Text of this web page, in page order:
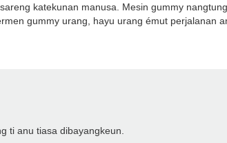
katekunan manusa. Mesin gummy
gummy urang, hayu urang émut perjalanan
ti anu tiasa dibayangkeun.